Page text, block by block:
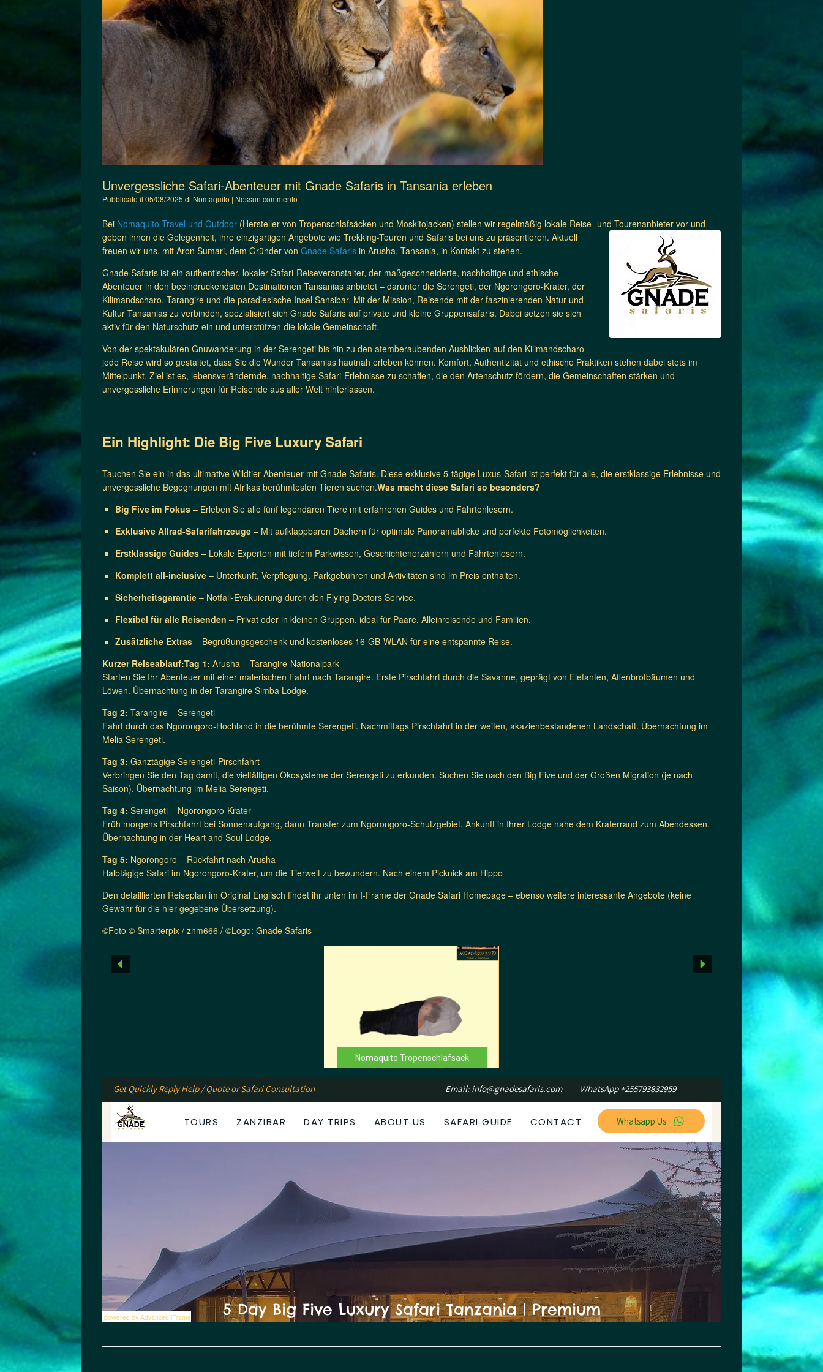
Unvergessliche Safari-Abenteuer mit Gnade Safaris in Tansania erleben
Pubblicato il 05/08/2025 di Nomaquito | Nessun commento
Bei Nomaquito Travel und Outdoor (Hersteller von Tropenschlafsäcken und Moskitojacken) stellen wir regelmäßig lokale Reise- und Tourenanbieter vor und
geben ihnen die Gelegenheit, ihre einzigartigen Angebote wie Trekking-Touren und Safaris bei uns zu präsentieren. Aktuell
freuen wir uns, mit Aron Sumari, dem Gründer von Gnade Safaris in Arusha, Tansania, in Kontakt zu stehen.
Gnade Safaris ist ein authentischer, lokaler Safari-Reiseveranstalter, der maßgeschneiderte, nachhaltige und ethische
Abenteuer in den beeindruckendsten Destinationen Tansanias anbietet – darunter die Serengeti, der Ngorongoro-Krater, der
Kilimandscharo, Tarangire und die paradiesische Insel Sansibar. Mit der Mission, Reisende mit der faszinierenden Natur und
Kultur Tansanias zu verbinden, spezialisiert sich Gnade Safaris auf private und kleine Gruppensafaris. Dabei setzen sie sich
aktiv für den Naturschutz ein und unterstützen die lokale Gemeinschaft.
Von der spektakulären Gnuwanderung in der Serengeti bis hin zu den atemberaubenden Ausblicken auf den Kilimandscharo –
jede Reise wird so gestaltet, dass Sie die Wunder Tansanias hautnah erleben können. Komfort, Authentizität und ethische Praktiken stehen dabei stets im
Mittelpunkt. Ziel ist es, lebensverändernde, nachhaltige Safari-Erlebnisse zu schaffen, die den Artenschutz fördern, die Gemeinschaften stärken und
unvergessliche Erinnerungen für Reisende aus aller Welt hinterlassen.
Ein Highlight: Die Big Five Luxury Safari
Tauchen Sie ein in das ultimative Wildtier-Abenteuer mit Gnade Safaris. Diese exklusive 5-tägige Luxus-Safari ist perfekt für alle, die erstklassige Erlebnisse und
unvergessliche Begegnungen mit Afrikas berühmtesten Tieren suchen.Was macht diese Safari so besonders?
Big Five im Fokus – Erleben Sie alle fünf legendären Tiere mit erfahrenen Guides und Fährtenlesern.
Exklusive Allrad-Safarifahrzeuge – Mit aufklappbaren Dächern für optimale Panoramablicke und perfekte Fotomöglichkeiten.
Erstklassige Guides – Lokale Experten mit tiefem Parkwissen, Geschichtenerzählern und Fährtenlesern.
Komplett all-inclusive – Unterkunft, Verpflegung, Parkgebühren und Aktivitäten sind im Preis enthalten.
Sicherheitsgarantie – Notfall-Evakuierung durch den Flying Doctors Service.
Flexibel für alle Reisenden – Privat oder in kleinen Gruppen, ideal für Paare, Alleinreisende und Familien.
Zusätzliche Extras – Begrüßungsgeschenk und kostenloses 16-GB-WLAN für eine entspannte Reise.
Kurzer Reiseablauf:Tag 1: Arusha – Tarangire-Nationalpark
Starten Sie Ihr Abenteuer mit einer malerischen Fahrt nach Tarangire. Erste Pirschfahrt durch die Savanne, geprägt von Elefanten, Affenbrotbäumen und
Löwen. Übernachtung in der Tarangire Simba Lodge.
Tag 2: Tarangire – Serengeti
Fahrt durch das Ngorongoro-Hochland in die berühmte Serengeti. Nachmittags Pirschfahrt in der weiten, akazienbestandenen Landschaft. Übernachtung im
Melia Serengeti.
Tag 3: Ganztägige Serengeti-Pirschfahrt
Verbringen Sie den Tag damit, die vielfältigen Ökosysteme der Serengeti zu erkunden. Suchen Sie nach den Big Five und der Großen Migration (je nach
Saison). Übernachtung im Melia Serengeti.
Tag 4: Serengeti – Ngorongoro-Krater
Früh morgens Pirschfahrt bei Sonnenaufgang, dann Transfer zum Ngorongoro-Schutzgebiet. Ankunft in Ihrer Lodge nahe dem Kraterrand zum Abendessen.
Übernachtung in der Heart and Soul Lodge.
Tag 5: Ngorongoro – Rückfahrt nach Arusha
Halbtägige Safari im Ngorongoro-Krater, um die Tierwelt zu bewundern. Nach einem Picknick am Hippo
Den detaillierten Reiseplan im Original Englisch findet ihr unten im I-Frame der Gnade Safari Homepage – ebenso weitere interessante Angebote (keine
Gewähr für die hier gegebene Übersetzung).
©Foto © Smarterpix / znm666 / ©Logo: Gnade Safaris
Nomaquito Tropenschlafsack
powered by Advanced iFrame